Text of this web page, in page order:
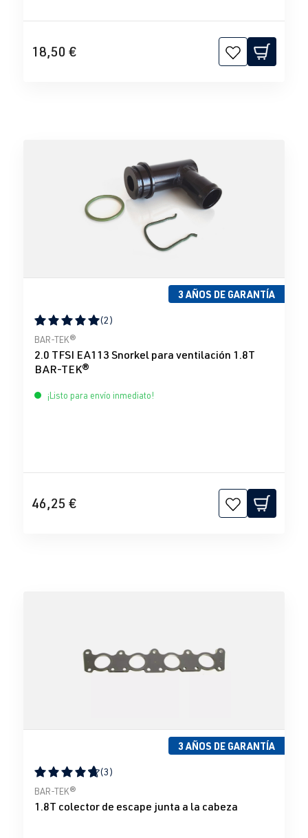
18,50 €
3 AÑOS DE GARANTÍA
Calificación promedio de 5 de 5 estrellas
(2)
BAR-TEK®
2.0 TFSI EA113 Snorkel para ventilación 1.8T
BAR-TEK®
¡Listo para envío inmediato!
46,25 €
3 AÑOS DE GARANTÍA
Calificación promedio de 4.67 de 5 estrellas
(3)
BAR-TEK®
1.8T colector de escape junta a la cabeza